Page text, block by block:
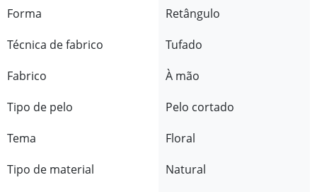
Forma
Retângulo
Técnica de fabrico
Tufado
Fabrico
À mão
Tipo de pelo
Pelo cortado
Tema
Floral
Tipo de material
Natural